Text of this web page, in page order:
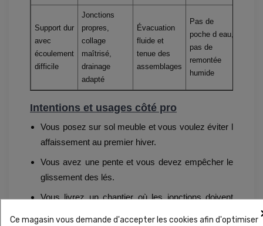
Support dur
avec
écoulement
difficile
Jonctions
propres,
collage
maîtrisé,
drainage
adapté
Évacuation
fluide et
tenue des
assemblages
Pas de
poche d eau,
pas de
remontée
humide
Intentions et usages côté pro
Vous posez sur sol meuble et vous voulez éviter l
affaissement au premier hiver.
Vous avez une pente et vous devez empêcher le
glissement des lés.
Vous livrez un chantier où les jonctions doivent
Ce magasin vous demande d'accepter les cookies afin d'optimiser